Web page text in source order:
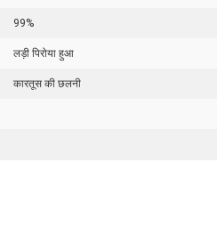
99%
लड़ी पिरोया हुआ
कारतूस की छलनी